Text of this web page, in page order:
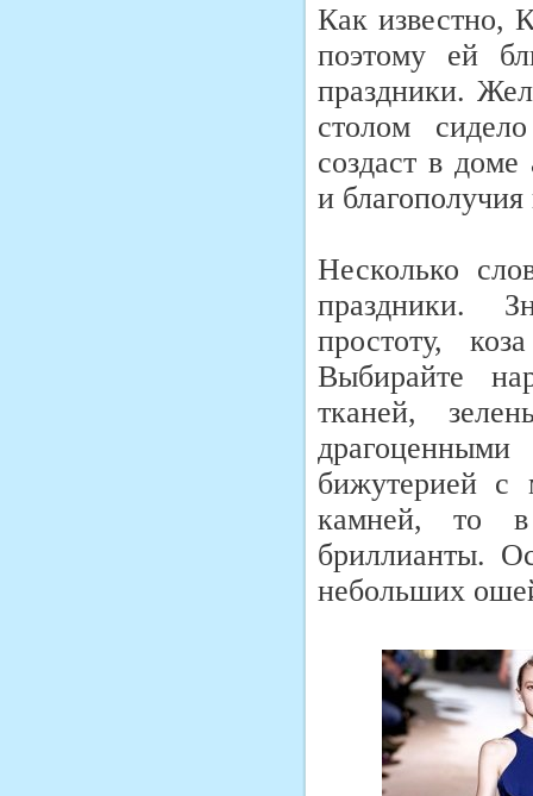
Как известно,
поэтому ей
праздники.
столом
создаст в
и
Несколько
праздники.
простоту,
Выбирайте
тканей,
бижутерией с
камней, то в
бриллианты.
небольших